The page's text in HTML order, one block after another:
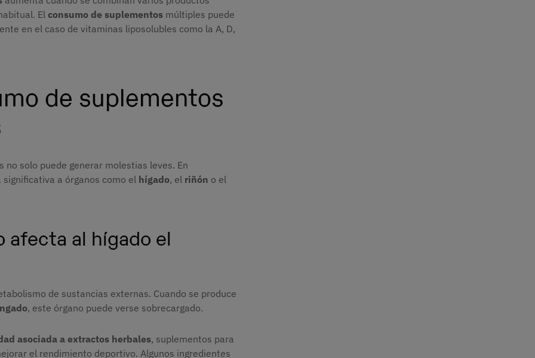
El consumo de suplementos múltiples puede
en el caso de vitaminas liposolubles como la A, D,
de suplementos
solo puede generar molestias leves. En
a órganos como el hígado, el riñón o el
afecta al hígado el
de sustancias externas. Cuando se produce
, este órgano puede verse sobrecargado.
asociada a extractos herbales, suplementos para
el rendimiento deportivo. Algunos ingredientes